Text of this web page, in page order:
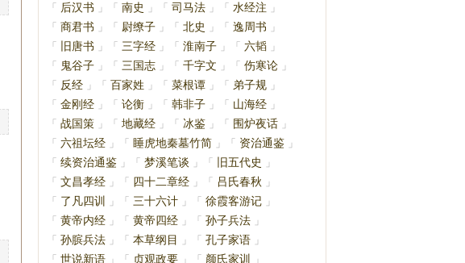
「
后汉书 」 「 南史 」 「 司马法 」 「 水经注
」
「 商君书 」 「 尉缭子 」 「 北史 」 「 逸周书
」
「
旧唐书 」 「 三字经 」 「 淮南子 」 「 六韬 」
「
鬼谷子 」 「 三国志 」 「 千字文 」 「 伤寒论 」
「
反经 」 「 百家姓 」 「 菜根谭 」 「 弟子规 」
「 金刚经 」 「 论衡 」 「 韩非子 」 「 山海经 」
「 战国策 」 「 地藏经 」 「 冰鉴 」 「 围炉夜话 」
「 六祖坛经 」 「 睡虎地秦墓竹简 」 「 资治通鉴 」
「 续资治通鉴 」 「 梦溪笔谈 」 「 旧五代史
」
「 文昌孝经 」 「 四十二章经 」 「 吕氏春秋
」
「
了凡四训 」 「 三十六计 」 「 徐霞客游记 」
「 黄帝内经 」 「 黄帝四经 」 「 孙子兵法 」
「 孙膑兵法 」 「 本草纲目 」 「 孔子家语 」
「 世说新语 」 「 贞观政要 」 「 颜氏家训
」